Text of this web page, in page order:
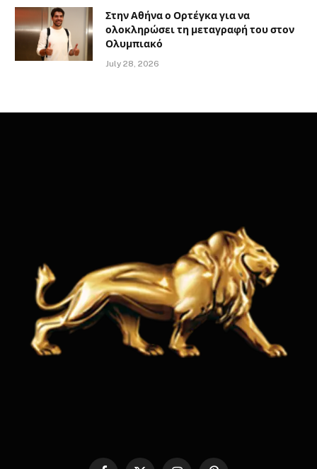
Στην Αθήνα ο Ορτέγκα για να
ολοκληρώσει τη μεταγραφή του στον
Ολυμπιακό
July 28, 2026